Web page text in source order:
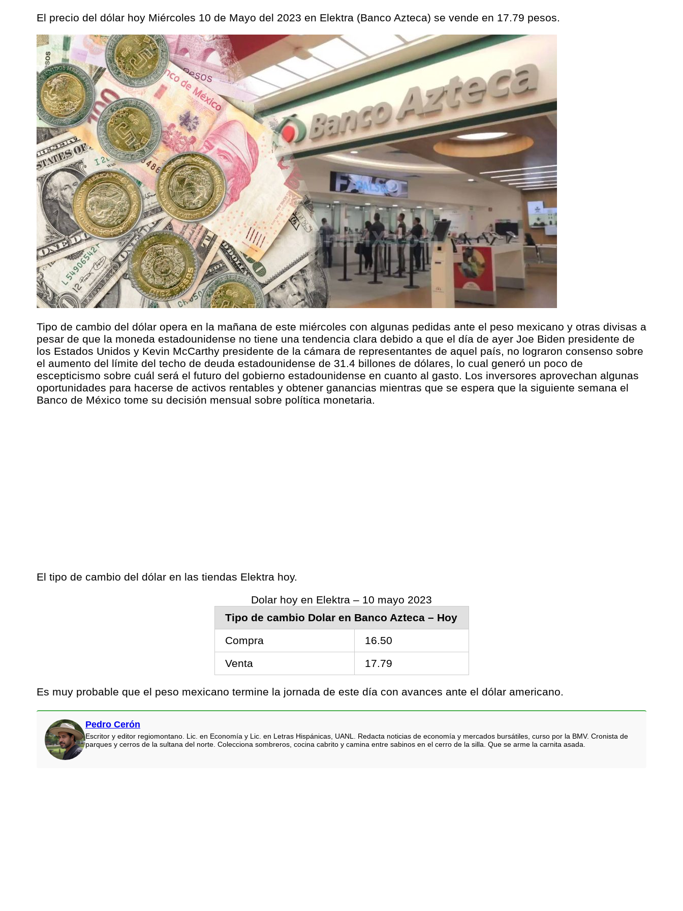
El precio del dólar hoy Miércoles 10 de Mayo del 2023 en Elektra (Banco Azteca) se vende en 17.79 pesos.
Tipo de cambio del dólar opera en la mañana de este miércoles con algunas pedidas ante el peso mexicano y otras divisas a
pesar de que la moneda estadounidense no tiene una tendencia clara debido a que el día de ayer Joe Biden presidente de
los Estados Unidos y Kevin McCarthy presidente de la cámara de representantes de aquel país, no lograron consenso sobre
el aumento del límite del techo de deuda estadounidense de 31.4 billones de dólares, lo cual generó un poco de
escepticismo sobre cuál será el futuro del gobierno estadounidense en cuanto al gasto. Los inversores aprovechan algunas
oportunidades para hacerse de activos rentables y obtener ganancias mientras que se espera que la siguiente semana el
Banco de México tome su decisión mensual sobre política monetaria.
El tipo de cambio del dólar en las tiendas Elektra hoy.
Dolar hoy en Elektra – 10 mayo 2023
Tipo de cambio Dolar en Banco Azteca – Hoy
Compra
16.50
Venta
17.79
Es muy probable que el peso mexicano termine la jornada de este día con avances ante el dólar americano.
Pedro Cerón
Escritor y editor regiomontano. Lic. en Economía y Lic. en Letras Hispánicas, UANL. Redacta noticias de economía y mercados bursátiles, curso por la BMV. Cronista de
parques y cerros de la sultana del norte. Colecciona sombreros, cocina cabrito y camina entre sabinos en el cerro de la silla. Que se arme la carnita asada.